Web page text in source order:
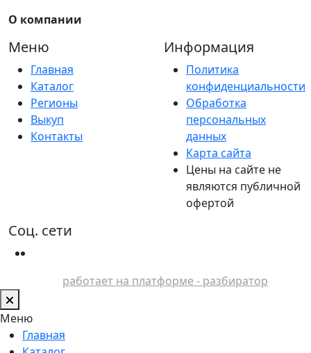
О компании
Меню
Главная
Каталог
Регионы
Выкуп
Контакты
Информация
Политика
конфиденциальности
Обработка
персональных
данных
Карта сайта
Цены на сайте не
являются публичной
офертой
Соц. сети
работает на платформе - разбиратор
Меню
Главная